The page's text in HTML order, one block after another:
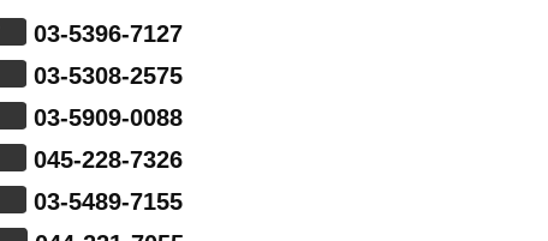
03-5396-7127
03-5308-2575
03-5909-0088
045-228-7326
03-5489-7155